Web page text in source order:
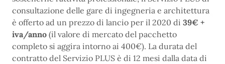
consultazione delle gare di ingegneria e architettura
è offerto ad un prezzo di lancio per il 2020 di 39€ +
iva/anno (il valore di mercato del pacchetto
completo si aggira intorno ai 400€). La durata del
contratto del Servizio PLUS è di 12 mesi dalla data di